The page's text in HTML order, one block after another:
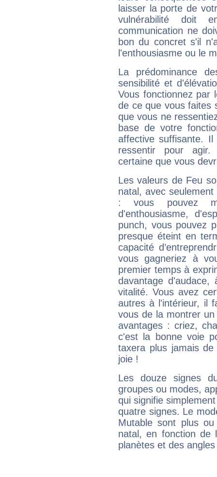
laisser la porte de
vulnérabilité doit
communication ne
bon du concret s'il
l'enthousiasme ou le
La prédominance
sensibilité et
Vous fonctionnez
de ce que vous faites
que vous ne
base de votre
affective suffisante.
ressentir pour agir.
certaine que vous
Les valeurs de Feu
natal, avec
: vous pouvez
d'enthousiasme,
punch, vous pouvez
presque éteint en
capacité
vous gagneriez à
premier temps à
davantage
vitalité. Vous avez
autres à l'intérieur, il
vous de la montrer
avantages : criez,
c'est la bonne voie
taxera plus jamais
joie !
Les douze signes
groupes ou modes,
qui signifie
quatre signes. Le
Mutable sont plus
natal, en fonction de
planètes et des